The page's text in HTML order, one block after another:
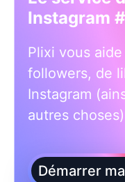
Instagram
Plixi vous
followers, de
Instagram
autres
Démarrer